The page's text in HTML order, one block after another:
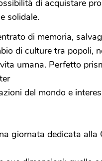
di acquistare
solidale.
di memoria,
di culture tra popoli,
umana. Perfetto
del mondo e
giornata dedicata alla